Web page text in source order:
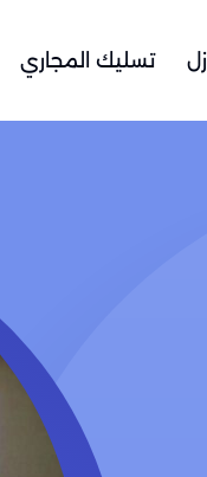
تسليك المجاري